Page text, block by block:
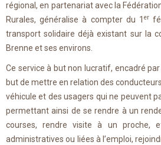
régional, en partenariat avec la
Rurales, généralise à compter du 1 er
transport solidaire déjà existant sur la
Brenne et ses environs.
Ce service à but non lucratif, encadré
but de mettre en relation des
véhicule et des usagers qui ne peuvent
permettant ainsi de se rendre à un
courses, rendre visite à un proche,
administratives ou liées à l’emploi,